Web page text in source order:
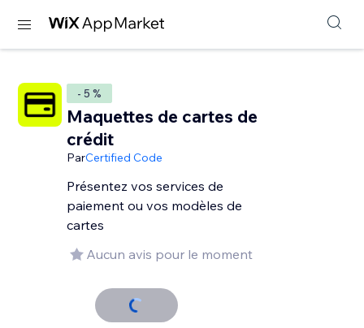
- 5 %
Maquettes de cartes de
crédit
ParCertified Code
Présentez vos services de
paiement ou vos modèles de
cartes
Aucun avis pour le moment